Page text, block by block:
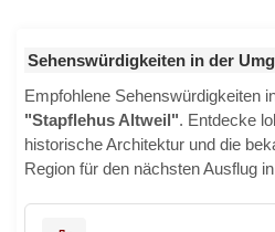
Sehenswürdigkeiten in der
Empfohlene Sehenswürdigkeiten
"Stapflehus Altweil". Entdecke
historische Architektur und die
Region für den nächsten Ausflug